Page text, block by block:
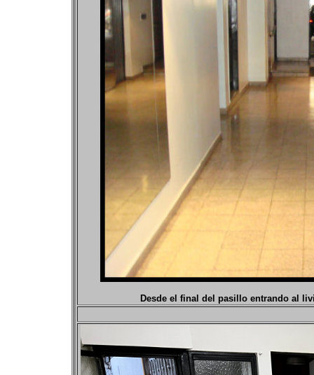
Desde el final del pasillo entrando al